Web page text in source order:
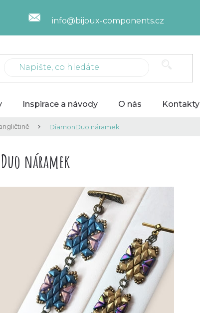
info@bijoux-components.cz
Inspirace a návody O nás Kontakty
DiamonDuo náramek
náramek